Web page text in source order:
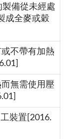
製備從未經處
成全麥或穀
不帶有加熱
無需使用壓
裝置[2016.